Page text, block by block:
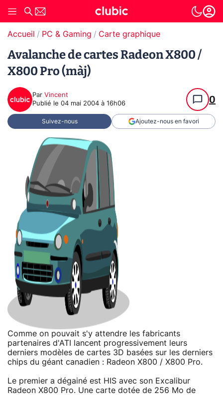
Accueil PC & Gaming Carte graphique
Avalanche de cartes Radeon X800 /
X800 Pro (màj)
Par Vincent
Publié le 04 mai 2004 à 16h06 0
Suivez-nous Ajoutez-nous en favori
Comme on pouvait s'y attendre les fabricants
partenaires d'ATI lancent progressivement leurs
derniers modèles de cartes 3D basées sur les derniers
chips du géant canadien : Radeon X800 / X800 Pro.
Le premier a dégainé est HIS avec son Excalibur
Radeon X800 Pro. Une carte dotée de 256 Mo de